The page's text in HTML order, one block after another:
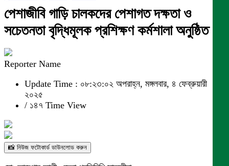
পেশাজীবি গাড়ি চালকদের পেশাগত দক্ষতা ও
সচেতনতা বৃদ্ধিমূলক প্রশিক্ষণ কর্মশালা অনুষ্ঠিত
Reporter Name
Update Time : ০৮:২৩:০২ অপরাহ্ন, মঙ্গলবার, ৪ ফেব্রুয়ারী
২০২৫
/ ১৪৭ Time View
📸 নিউজ ফটোকার্ড ডাউনলোড করুন